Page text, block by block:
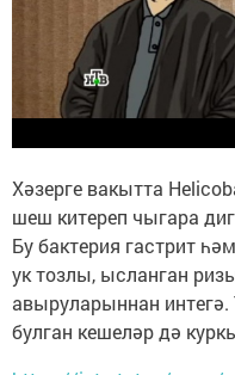
Хәзерге вакытта
шеш китереп чыгара
Бу бактерия гастрит
ук тозлы, ысланган
авыруларыннан
булган кешеләр дә